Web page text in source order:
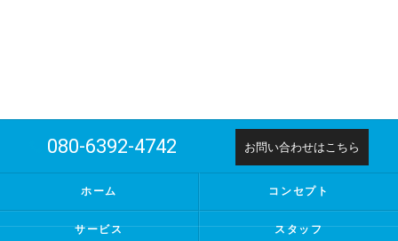
080-6392-4742 お問い合わせはこちら
ホーム コンセプト
サービス スタッフ